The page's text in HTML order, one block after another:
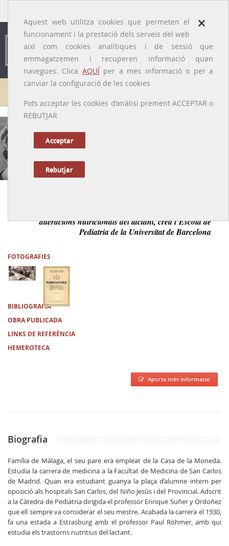
×
Aquest web utilitza cookies que permeten el
funcionament i la prestació dels serveis del web
així com cookies analítiques i de sessió que
emmagatzemen i recuperen informació quan
navegues. Clica AQUÍper a mes informació o per a
canviar la configuració de les cookies
Pots acceptar les cookies d’anàlisi prement ACCEPTAR o
REBUTJAR
Acceptar
Rebutjar
Galeria de metges
[Madrid, 17/02/1907 – Barcelona, 22/04/1955]
alteracions nutricionals del lactant, crea l’Escola de
Pediatria de la Universitat de Barcelona
FOTOGRAFIES
BIBLIOGRAFIA
OBRA PUBLICADA
LINKS DE REFERÈNCIA
HEMEROTECA
Aporta més informació
Biografia
Família de Màlaga, el seu pare era empleat de la Casa de la Moneda.
Estudia la carrera de medicina a la Facultat de Medicina de San Carlos
de Madrid. Quan era estudiant guanya la plaça d’alumne intern per
oposició als hospitals San Carlos, del Niño Jesús i del Provincial. Adscrit
a la Càtedra de Pediatria dirigida el professor Enrique Suñer y Ordoñez
que ell sempre va considerar el seu mestre. Acabada la carrera el 1930,
fa una estada a Estrasburg amb el professor Paul Röhmer, amb qui
estudia els trastorns nutritius del lactant.